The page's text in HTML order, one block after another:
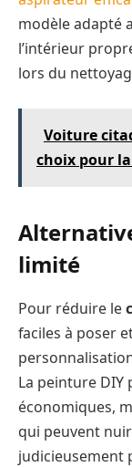
modèle adapté
l’intérieur
lors du
Voiture
choix pour
limité
Pour réduire le
faciles à poser
La peinture DIY
économiques,
qui peuvent
judicieusement